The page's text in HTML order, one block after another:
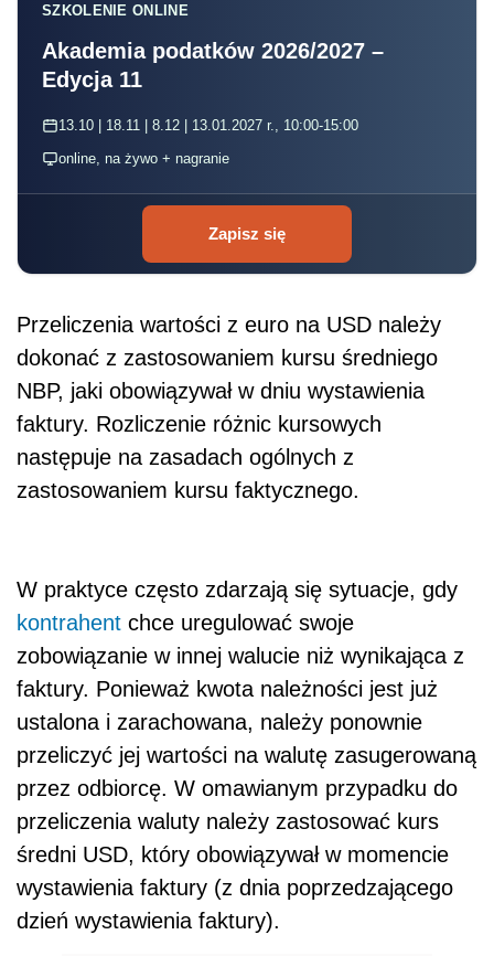
SZKOLENIE ONLINE
Akademia podatków 2026/2027 –
Edycja 11
13.10 | 18.11 | 8.12 | 13.01.2027 r., 10:00-15:00
online, na żywo + nagranie
Zapisz się
Przeliczenia wartości z euro na USD należy
dokonać z zastosowaniem kursu średniego
NBP, jaki obowiązywał w dniu wystawienia
faktury. Rozliczenie różnic kursowych
następuje na zasadach ogólnych z
zastosowaniem kursu faktycznego.
W praktyce często zdarzają się sytuacje, gdy
kontrahent chce uregulować swoje
zobowiązanie w innej walucie niż wynikająca z
faktury. Ponieważ kwota należności jest już
ustalona i zarachowana, należy ponownie
przeliczyć jej wartości na walutę zasugerowaną
przez odbiorcę. W omawianym przypadku do
przeliczenia waluty należy zastosować kurs
średni USD, który obowiązywał w momencie
wystawienia faktury (z dnia poprzedzającego
dzień wystawienia faktury).